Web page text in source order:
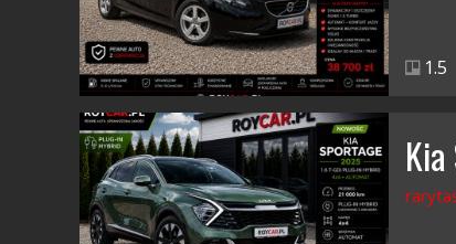
1.5